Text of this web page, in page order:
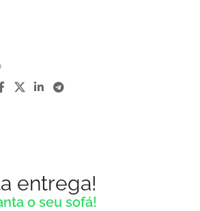
entrega!
o seu sofá!